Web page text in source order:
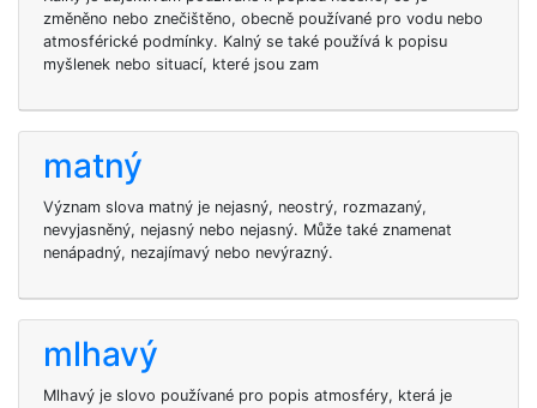
změněno nebo znečištěno, obecně používané pro vodu nebo
atmosférické podmínky. Kalný se také používá k popisu
myšlenek nebo situací, které jsou zam
matný
Význam slova matný je nejasný, neostrý, rozmazaný,
nevyjasněný, nejasný nebo nejasný. Může také znamenat
nenápadný, nezajímavý nebo nevýrazný.
mlhavý
Mlhavý je slovo používané pro popis atmosféry, která je